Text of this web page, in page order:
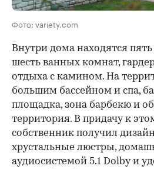
Фото: variety.com
Внутри дома находятся
шесть ванных комнат,
отдыха с камином. На
большим бассейном и спа,
площадка, зона барбекю и
территория. В придачу к
собственник получил
хрустальные люстры,
аудиосистемой 5.1 Dolby и